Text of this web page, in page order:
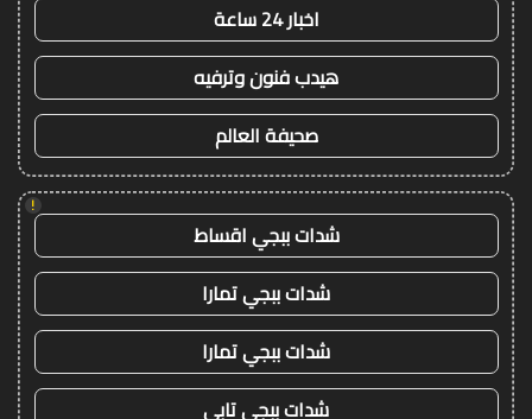
اخبار 24 ساعة
هيدب فنون وترفيه
صحيفة العالم
!
شدات ببجي اقساط
شدات ببجي تمارا
شدات ببجي تمارا
شدات ببجي تابي